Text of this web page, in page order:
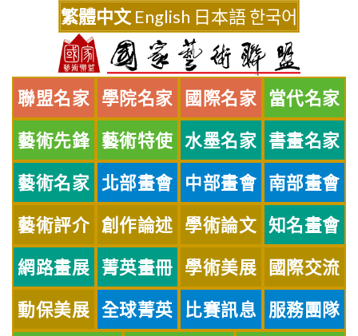
繁體中文 English 日本語한국어
聯盟名家 學院名家 國際名家 當代名家
藝術先鋒 藝術特使 水墨名家 書畫名家
藝術名家 北部畫會 中部畫會 南部畫會
藝術評介 創作論述 學術論文 知名畫會
網路畫展 菁英畫冊 學術美展 國際交流
動保美展 全球菁英 比賽訊息 服務團隊